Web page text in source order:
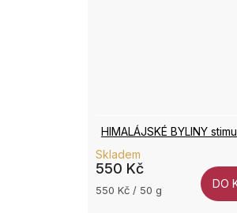
HIMALÁJSKÉ BYLINY
Skladem
550 Kč
Měrná
550 Kč / 50 g
DO